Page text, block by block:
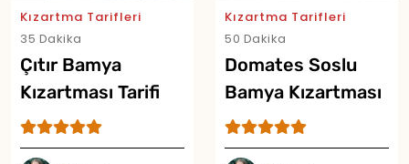
Kızartma Tarifleri
35 Dakika
Çıtır Bamya
Kızartması Tarifi
Kızartma Tarifleri
50 Dakika
Domates Soslu
Bamya Kızartması
Tarifi